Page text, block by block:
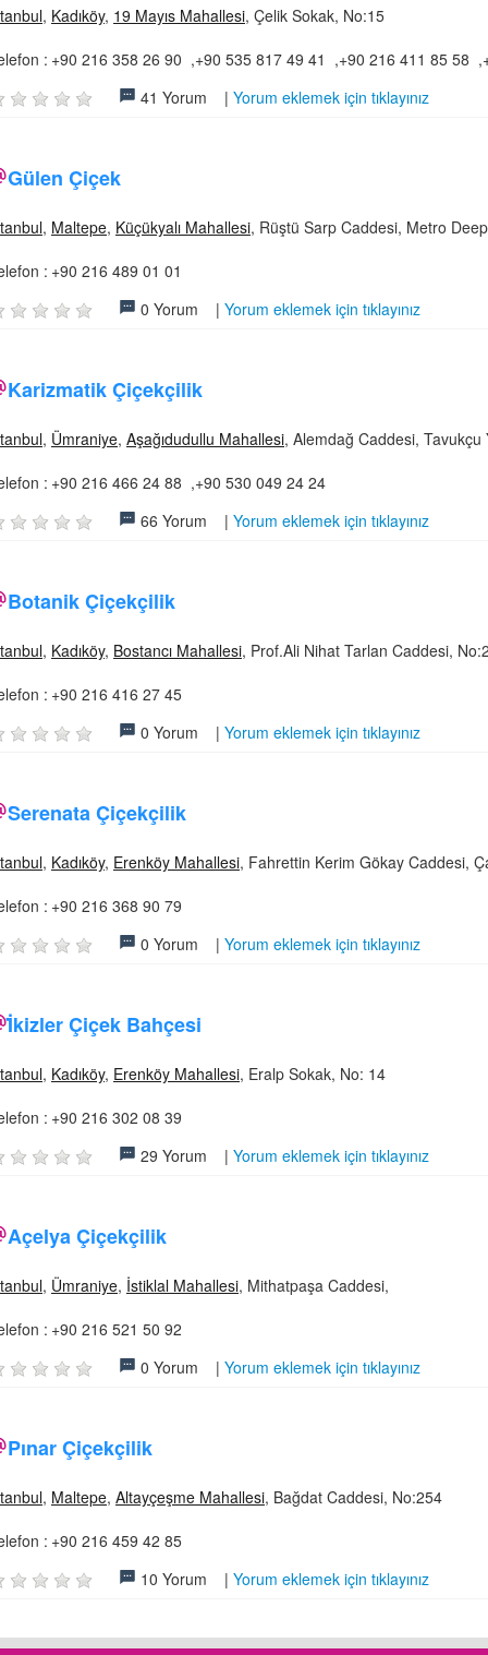
, Kadıköy, 19 Mayıs Mahallesi, Çelik Sokak, No:15
: +90 216 358 26 90 ,+90 535 817 49 41 ,+90 216 411 85 58
41 Yorum | Yorum eklemek için tıklayınız
Gülen Çiçek
, Maltepe, Küçükyalı Mahallesi, Rüştü Sarp Caddesi, Metro
: +90 216 489 01 01
0 Yorum | Yorum eklemek için tıklayınız
Karizmatik Çiçekçilik
, Ümraniye, Aşağıdudullu Mahallesi, Alemdağ Caddesi, Tavukçu
: +90 216 466 24 88 ,+90 530 049 24 24
66 Yorum | Yorum eklemek için tıklayınız
Botanik Çiçekçilik
, Kadıköy, Bostancı Mahallesi, Prof.Ali Nihat Tarlan Caddesi,
: +90 216 416 27 45
0 Yorum | Yorum eklemek için tıklayınız
Serenata Çiçekçilik
, Kadıköy, Erenköy Mahallesi, Fahrettin Kerim Gökay Caddesi,
: +90 216 368 90 79
0 Yorum | Yorum eklemek için tıklayınız
İ̇̇kizler Çiçek Bahçesi
, Kadıköy, Erenköy Mahallesi, Eralp Sokak, No: 14
: +90 216 302 08 39
29 Yorum | Yorum eklemek için tıklayınız
Açelya Çiçekçilik
, Ümraniye, İstiklal Mahallesi, Mithatpaşa Caddesi,
: +90 216 521 50 92
0 Yorum | Yorum eklemek için tıklayınız
Pınar Çiçekçilik
, Maltepe, Altayçeşme Mahallesi, Bağdat Caddesi, No:254
: +90 216 459 42 85
10 Yorum | Yorum eklemek için tıklayınız